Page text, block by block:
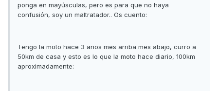
ponga en mayúsculas, pero es para que no haya
confusión, soy un maltratador.. Os cuento:
Tengo la moto hace 3 años mes arriba mes abajo, curro a
50km de casa y esto es lo que la moto hace diario, 100km
aproximadamente: